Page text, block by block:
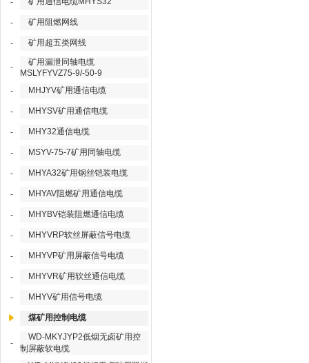
-
- 矿用阻燃网线
- 矿用超五类网线
-
矿用漏泄同轴电缆
MSLYFYVZ75-9/-50-9
-
MHJYV矿用通信电缆
- MHYSV矿用通信电缆
- MHY32通信电缆
- MSYV-75-7矿用同轴电缆
- MHYA32矿用钢丝铠装电缆
- MHYAV阻燃矿用通信电缆
- MHYBV铠装阻燃通信电缆
- MHYVRP软丝屏蔽信号电缆
- MHYVP矿用屏蔽信号电缆
- MHYVR矿用软丝通信电缆
- MHYV矿用信号电缆
煤矿用控制电缆
-
WD-MKYJYP2低烟无卤矿用控
制屏蔽软电缆